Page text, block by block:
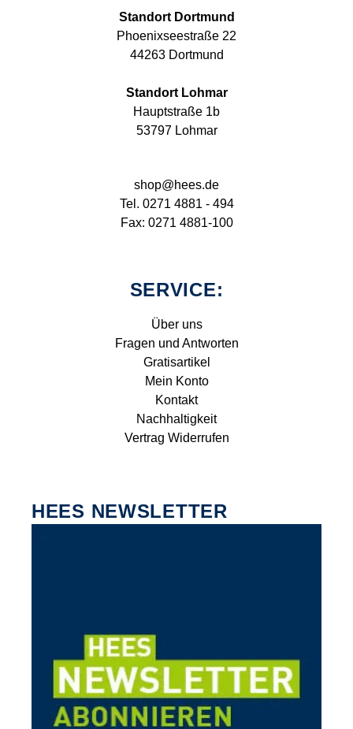
Standort Dortmund
Phoenixseestraße 22
44263 Dortmund
Standort Lohmar
Hauptstraße 1b
53797 Lohmar
shop@hees.de
Tel. 0271 4881 - 494
Fax: 0271 4881-100
SERVICE:
Über uns
Fragen und Antworten
Gratisartikel
Mein Konto
Kontakt
Nachhaltigkeit
Vertrag Widerrufen
HEES NEWSLETTER